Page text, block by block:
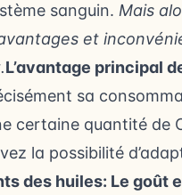
sanguin. Mais
et
L’avantage principal
sa
certaine quantité de
la possibilité
des huiles: Le goût